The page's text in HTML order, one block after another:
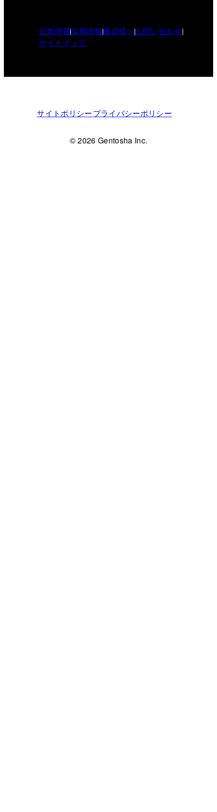
企業情報採用情報書店様へお問い合わせ
サイトマップ
サイトポリシープライバシーポリシー
© 2026 Gentosha Inc.